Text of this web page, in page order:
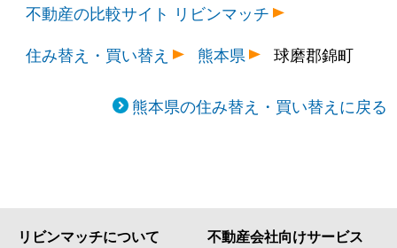
不動産の比較サイト リビンマッチ
住み替え・買い替え
熊本県 球磨郡錦町
熊本県の住み替え・買い替えに戻る
リビンマッチについて 不動産会社向けサービス